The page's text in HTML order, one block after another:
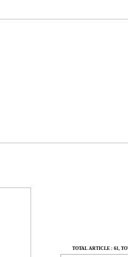
TOTAL ARTICLE : 61,